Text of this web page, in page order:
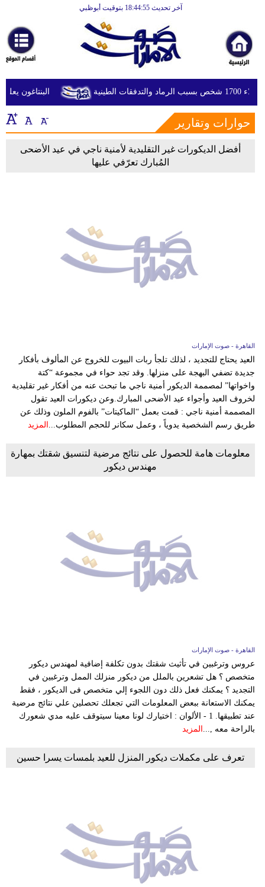
آخر تحديث 18:44:55 بتوقيت أبوظبي
أخبارعاجلة
رياضة
ثقافة
إقتصاد
البنتاغون الطينية
حوارات وتقارير
أفضل الديكورات غير التقليدية لأمنية ناجي في عيد الأضحى
المُبارك تعرّفي عليها
القاهرة - صوت الإمارات
العيد يحتاج للتجديد ، لذلك تلجأ ربات البيوت للخروج عن المألوف بأفكار
جديدة تضفي البهجة على منزلها. وقد تجد حواء في مجموعة “كتة
واخواتها” لمصممة الديكور أمنية ناجي ما تبحث عنه من أفكار غير تقليدية
لخروف العيد وأجواء عيد الأضحى المبارك.وعن ديكورات العيد تقول
المصممة أمنية ناجي : قمت بعمل “الماكيتات” بالفوم الملون وذلك عن
طريق رسم الشخصية يدوياً ، وعمل سكانر للحجم المطلوب... المزيد
معلومات هامة للحصول على نتائج مرضية لتنسيق شقتك بمهارة
مهندس ديكور
القاهرة - صوت الإمارات
عروس وترغبين في تأثيث شقتك بدون تكلفة إضافية لمهندس ديكور
متخصص ؟ هل تشعرين بالملل من ديكور منزلك الممل وترغبين في
التجديد ؟ يمكنك فعل ذلك دون اللجوء إلي متخصص فى الديكور ، فقط
يمكنك الاستعانة ببعض المعلومات التي تجعلك تحصلين علي نتائج مرضية
عند تطبيقها. 1 - الألوان : اختيارك لونا معينا سيتوقف عليه مدي شعورك
بالراحة معه ,... المزيد
تعرف على مكملات ديكور المنزل للعيد بلمسات يسرا حسين